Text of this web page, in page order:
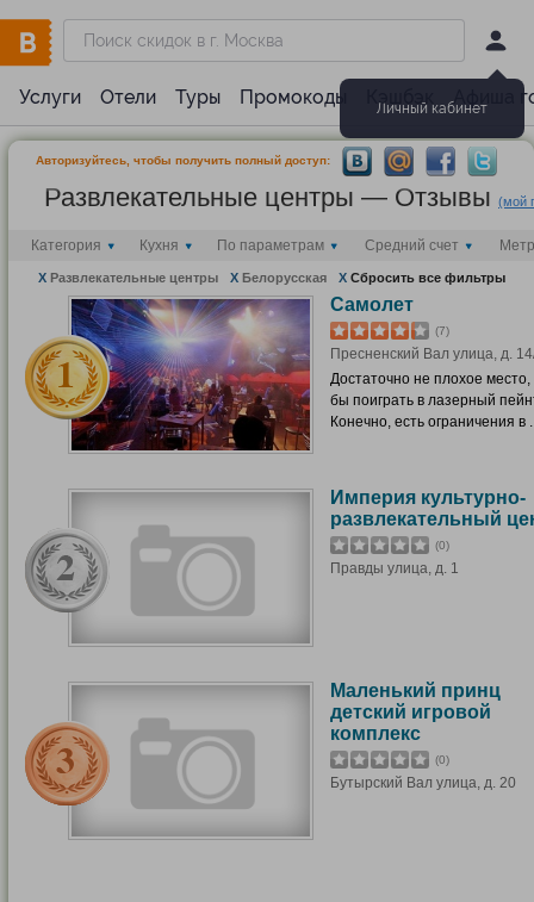
Личный кабинет
Услуги Отели Туры Промокоды Кэшбэк Афиша
Авторизуйтесь, чтобы получить полный доступ:
Развлекательные центры — Отзывы (мой
Категория Кухня По параметрам Средний счет
X Развлекательные центры X Белорусская X Сбросить все фильтры
Самолет
(7)
Пресненский Вал улица, д.
Достаточно не плохое место,
бы поиграть в лазерный
Конечно, есть ограничения в
Империя культурно-
развлекательный
(0)
Правды улица, д. 1
Маленький принц
детский игровой
комплекс
(0)
Бутырский Вал улица, д. 20